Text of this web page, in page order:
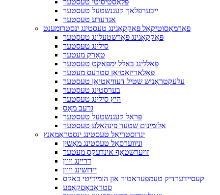
פּלאַסטיסיטי טעסטער
ייבערפלאַך קעגנשטעל טעסטער
אנדערע טעסטער
פאַרמאַסוטיקאַל פּאַקקאַגינג טעסטינג ינסטרומענט
פּאַקקאַגינג פאָרשטעלונג טעסטער
סילינג טעסטער
טאָרק מעטער
פאַללינג באַלל ימפּאַקט טעסטער
פּאָלאַריזאַטיאָן סטרעס מעטער
עלעקטראָניש שטיל דעוויאַטיאָן טעסטער
בערסטינג טעסטער
היץ סילינג טעסטער
גרעב מאָס
פּראַל קעגנשטעל טעסטער
אַלומינום שטער פּינהאָלע טעסטער
ינדוסטריאַל טעסטינג ינסטראַמאַנץ
וניווערסאַל טעסטינג מאַשין
זויערשטאָף אינדעקס מעטער
דריינג ויוון
יידזשינג ויוון
קעסיידערדיק טעמפּעראַטור און הומידיטי באָקס
סטראָבאָסקאָפּע